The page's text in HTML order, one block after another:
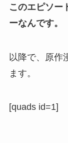
このエピソー
ーなんです。
以降で、原作
ます。
[quads id=1]